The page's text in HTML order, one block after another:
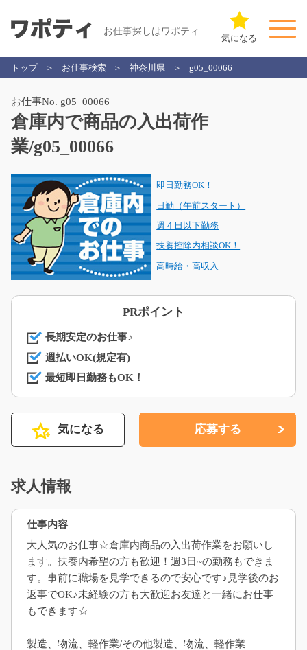
お仕事探しはワポティ
気になる
トップ お仕事検索 神奈川県 g05_00066
お仕事No. g05_00066
倉庫内で商品の入出荷作
業/g05_00066
即日勤務OK！
日勤（午前スタート）
週４日以下勤務
扶養控除内相談OK！
高時給・高収入
PRポイント
長期安定のお仕事♪
週払いOK(規定有)
最短即日勤務もOK！
気になる 応募する
求人情報
仕事内容
大人気のお仕事☆倉庫内商品の入出荷作業をお願いし
ます。扶養内希望の方も歓迎！週3日~の勤務もできま
す。事前に職場を見学できるので安心です♪見学後のお
返事でOK♪未経験の方も大歓迎お友達と一緒にお仕事
もできます☆
製造、物流、軽作業/その他製造、物流、軽作業